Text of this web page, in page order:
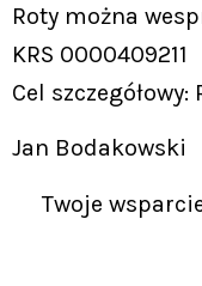
Roty można
KRS 0000409211
Cel szczegółowy:
Jan Bodakowski
Twoje